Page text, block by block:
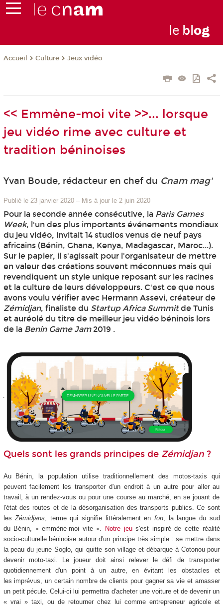
le blog
Accueil Culture Jeux vidéo
<< Emmène-moi vite >>... lorsque
jeu vidéo rime avec culture et
tradition béninoises
Yvan Boude, rédacteur en chef du Cnam mag'
Publié le 23 janvier 2020 – Mis à jour le 2 juin 2020
Pour la seconde année consécutive, la Paris Garnes
Week, l'un des plus importants événements mondiaux
du jeu vidéo, invitait 14 studios venus de neuf pays
africains (Bénin, Ghana, Kenya, Madagascar, Maroc...).
Sur le papier, il s'agissait pour l'organisateur de mettre
en valeur des créations souvent méconnues mais qui
revendiquent un style unique reposant sur les racines
et la culture de leurs développeurs. C'est ce que nous
avons voulu vérifier avec Hermann Assevi, créateur de
Zémidjan, finaliste du Startup Africa Summitde Tunis
et auréolé du titre de meilleur jeu vidéo béninois lors
de la Benin Game Jam2019 .
Quels sont les grands principes de Zémidjan ?
Au Bénin, la population utilise traditionnellement des motos-taxis qui
peuvent facilement les transporter d'un endroit à un autre pour aller au
travail, à un rendez-vous ou pour une course au marché, en se jouant de
l'état des routes et de la désorganisation des transports publics. Ce sont
lesZémidjans , terme qui signifie littéralement en fon, la langue du sud
du Bénin, « emmène-moi vite ».
Notre jeus'est inspiré de cette réalité
socio-culturelle béninoise autour d'un principe très simple : se mettre dans
la peau du jeune Soglo, qui quitte son village et débarque à Cotonou pour
devenir moto-taxi. Le joueur doit ainsi relever le défi de transporter
quotidiennement d'un point à un autre, en évitant les obstacles et
les imprévus, un certain nombre de clients pour gagner sa vie et amasser
un petit pécule. Celui-ci lui permettra d'acheter une voiture et de devenir un
« vrai » taxi, ou de retourner chez lui comme entrepreneur agricole et